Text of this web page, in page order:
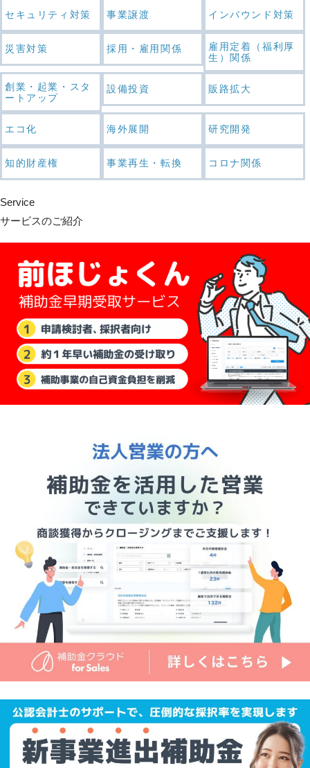
セキュリティ対策 事業譲渡 インバウンド対策
災害対策 採用・雇用関係
雇用定着（福利厚
生）関係
創業・起業・スタ
ートアップ
設備投資 販路拡大
エコ化 海外展開 研究開発
知的財産権 事業再生・転換 コロナ関係
Service
サービスのご紹介